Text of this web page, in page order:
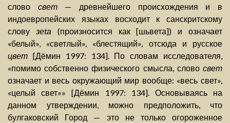
слово свет— древнейшего происхождения и в
индоевропейских языках восходит к санскритскому
слову зеtа (произносится как [шьвета]) и означает
«белый», «светлый», «блестящий», отсюда и русское
цвет [Дёмин 1997: 134]. По словам исследователя,
«помимо собственно физического смысла, слово свет
означает и весь окружающий мир вообще: «весь свет»,
«целый свет»» [Дёмин 1997: 134]. Основываясь на
данном утверждении, можно предположить, что
булгаковский Город — это не только огороженное